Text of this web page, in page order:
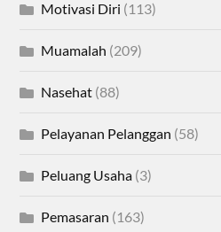
Motivasi Diri (113)
Muamalah (209)
Nasehat (88)
Pelayanan Pelanggan (58)
Peluang Usaha (3)
Pemasaran (163)